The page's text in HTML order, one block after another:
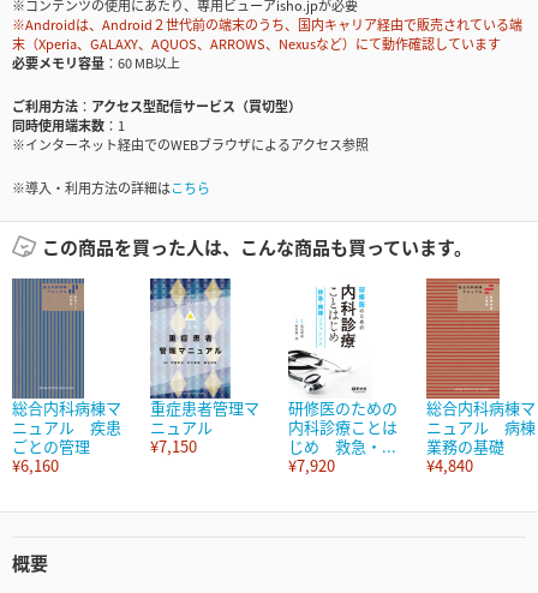
※コンテンツの使用にあたり、専用ビューアisho.jpが必要
※Androidは、Android２世代前の端末のうち、国内キャリア経由で販売されている端
末（Xperia、GALAXY、AQUOS、ARROWS、Nexusなど）にて動作確認しています
必要メモリ容量
60 MB以上
ご利用方法
アクセス型配信サービス（買切型）
同時使用端末数
1
※インターネット経由でのWEBブラウザによるアクセス参照
※導入・利用方法の詳細はこちら
この商品を買った人は、こんな商品も買っています。
総合内科病棟マ
ニュアル 疾患
ごとの管理
¥6,160
重症患者管理マ
ニュアル
¥7,150
研修医のための
内科診療ことは
じめ 救急・...
¥7,920
総合内科病棟マ
ニュアル 病棟
業務の基礎
¥4,840
概要